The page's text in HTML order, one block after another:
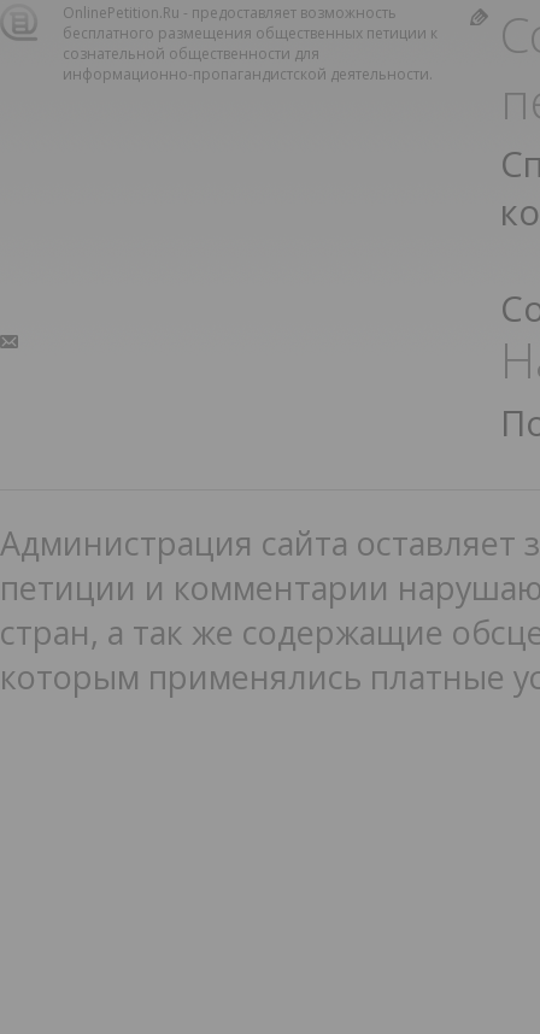
OnlinePetition.Ru - предоставляет возможность
бесплатного размещения общественных петиции к
сознательной общественности для
информационно-пропагандистской деятельности.
Администрация сайта оставляет
петиции и комментарии
стран, а так же содержащие
которым применялись платные